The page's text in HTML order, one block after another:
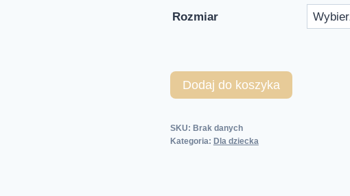
Rozmiar
Dodaj do koszyka
SKU: Brak danych
Kategoria: Dla dziecka